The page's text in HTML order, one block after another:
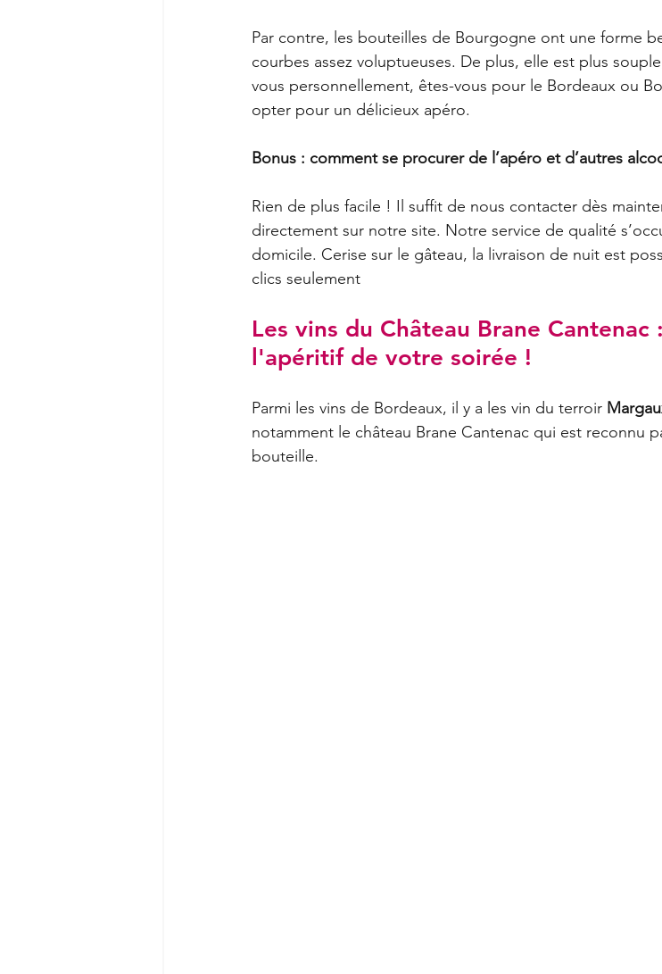
Par contre, les bouteilles de Bourgogne ont une forme
courbes assez voluptueuses. De plus, elle est plus
vous personnellement, êtes-vous pour le Bordeaux ou
opter pour un délicieux apéro.
Bonus : comment se procurer de l’apéro et d’autres
Rien de plus facile ! Il suffit de nous contacter dès
directement sur notre site. Notre service de qualité
domicile. Cerise sur le gâteau, la livraison de nuit est
clics seulement
Les vins du Château Brane
l'apéritif de votre soirée !
Parmi les vins de Bordeaux, il y a les vin du terroir
notamment le château Brane Cantenac qui est reconnu
bouteille.